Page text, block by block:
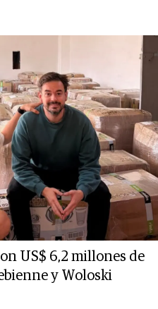
US$ 6,2 millones de
y Woloski